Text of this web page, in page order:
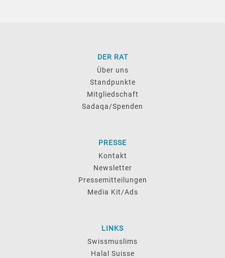
DER RAT
Über uns
Standpunkte
Mitgliedschaft
Sadaqa/Spenden
PRESSE
Kontakt
Newsletter
Pressemitteilungen
Media Kit/Ads
LINKS
Swissmuslims
Halal Suisse